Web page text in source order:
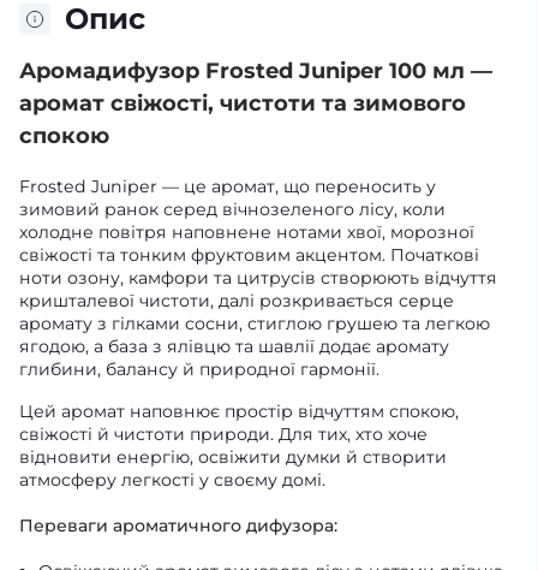
Опис
Аромадифузор Frosted Juniper 100 мл —
аромат свіжості, чистоти та зимового
спокою
Frosted Juniper — це аромат, що переносить у
зимовий ранок серед вічнозеленого лісу, коли
холодне повітря наповнене нотами хвої, морозної
свіжості та тонким фруктовим акцентом. Початкові
ноти озону, камфори та цитрусів створюють відчуття
кришталевої чистоти, далі розкривається серце
аромату з гілками сосни, стиглою грушею та легкою
ягодою, а база з ялівцю та шавлії додає аромату
глибини, балансу й природної гармонії.
Цей аромат наповнює простір відчуттям спокою,
свіжості й чистоти природи. Для тих, хто хоче
відновити енергію, освіжити думки й створити
атмосферу легкості у своєму домі.
Переваги ароматичного дифузора: